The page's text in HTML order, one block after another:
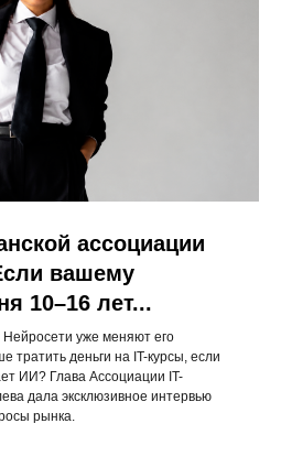
ассоциации
вашему
10–16 лет...
уже меняют его
тратить деньги на IT-курсы, если
ИИ? Глава Ассоциации IT-
дала эксклюзивное интервью
рынка.